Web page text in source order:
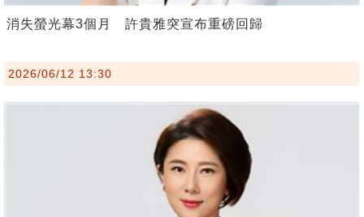
消失螢光幕3個月 許貴雅突宣布重磅回歸
2026/06/12 13:30